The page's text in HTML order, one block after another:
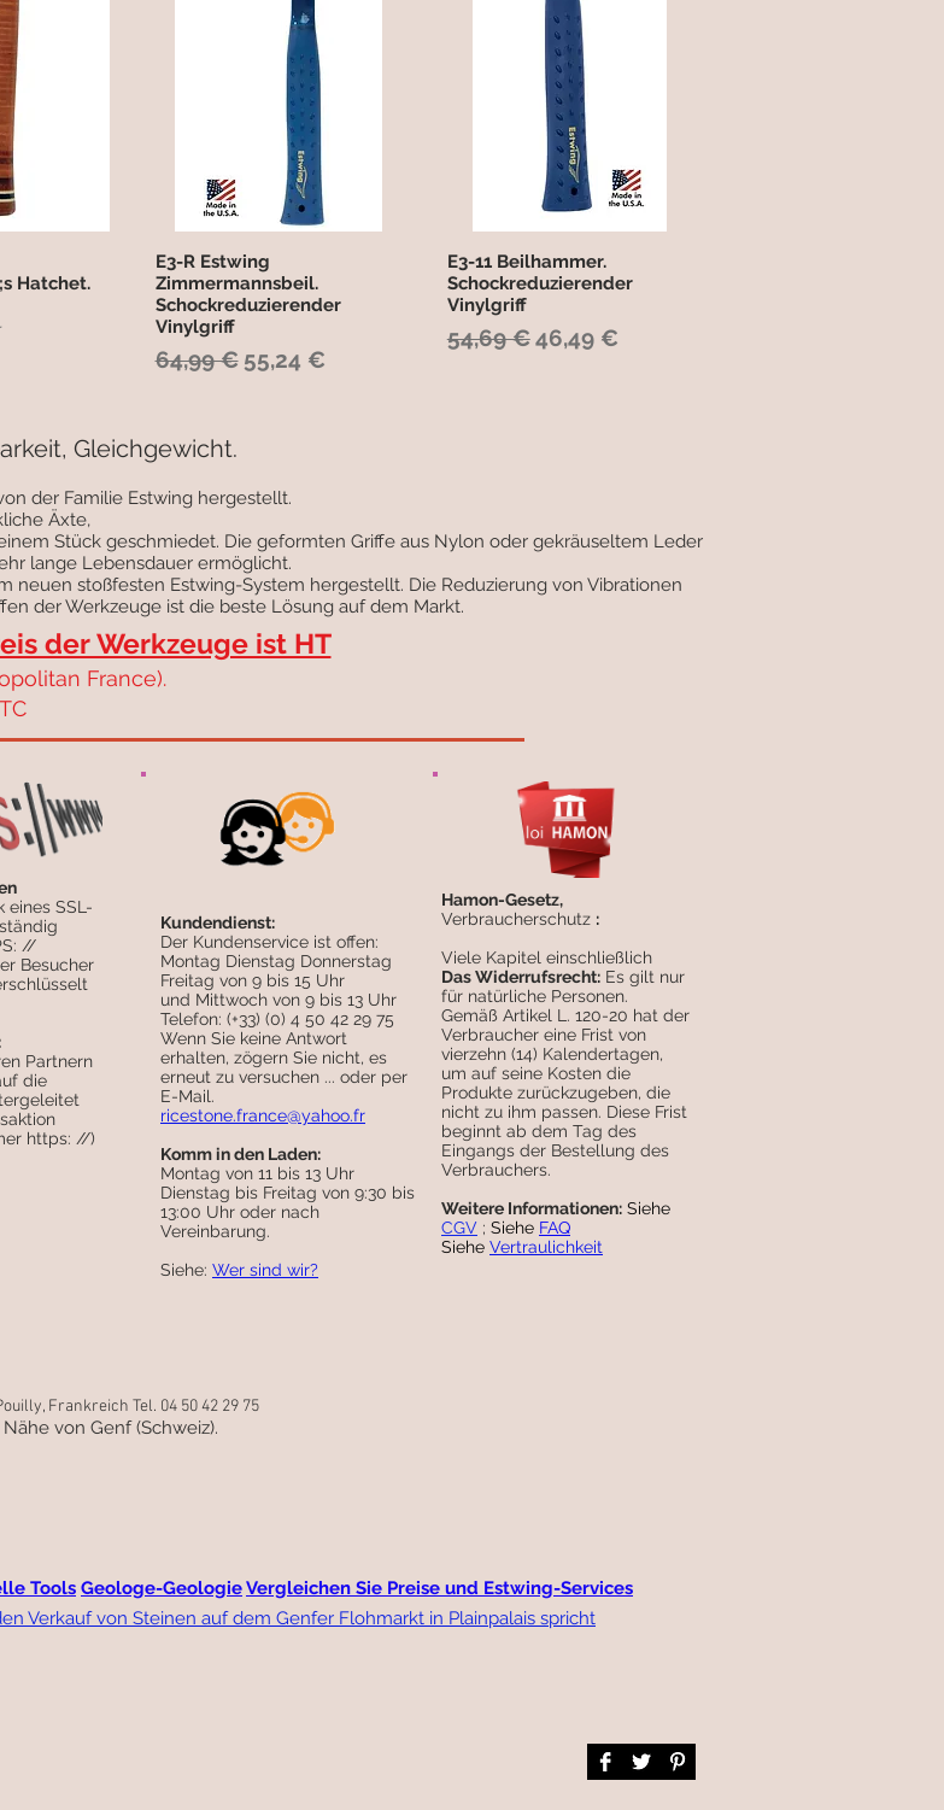
Hatchet.
Schnellansicht
E3-R Estwing
Zimmermannsbeil.
Schockreduzierender
Vinylgriff
Standardpreis
64,99 € Sale-Preis
55,24 €
Schnellansicht
E3-11 Beilhammer.
Schockreduzierender
Vinylgriff
Standardpreis
54,69 €Sale-Preis
46,49 €
Gleichgewicht.
der Familie Estwing hergestellt.
Äxte,
Stück geschmiedet. Die geformten Griffe aus Nylon oder gekräuseltem Leder
lange Lebensdauer ermöglicht.
stoßfesten Estwing-System hergestellt. Die Reduzierung von Vibrationen
der Werkzeuge ist die beste Lösung auf dem Markt.
der Werkzeuge ist HT
France).
eines SSL-
//
Besucher
Partnern
die
https: //)
Kundendienst:
Der Kundenservice ist offen:
Montag Dienstag Donnerstag
Freitag von 9 bis 15 Uhr
und Mittwoch von 9 bis 13 Uhr
Telefon: (+33) (0) 4 50 42 29 75
Wenn Sie keine Antwort
erhalten, zögern Sie nicht, es
erneut zu versuchen ... oder per
E-Mail.
ricestone.france@yahoo.fr
Komm in den Laden:
Montag von 11 bis 13 Uhr
Dienstag bis Freitag von 9:30 bis
13:00 Uhr oder nach
Vereinbarung.
Siehe: Wer sind wir?
Hamon-Gesetz,
Verbraucherschutz :
Viele Kapitel einschließlich
Das Widerrufsrecht: Es gilt nur
für natürliche Personen.
Gemäß Artikel L. 120-20 hat der
Verbraucher eine Frist von
vierzehn (14) Kalendertagen,
um auf seine Kosten die
Produkte zurückzugeben, die
nicht zu ihm passen. Diese Frist
beginnt ab dem Tag des
Eingangs der Bestellung des
Verbrauchers.
Weitere Informationen: Siehe
CGV ; Siehe FAQ
Siehe Vertraulichkeit
Frankreich Tel. 04 50 42 29 75
von Genf (Schweiz).
Tools Geologe-GeologieVergleichen Sie Preise und Estwing-Services
Verkauf von Steinen auf dem Genfer Flohmarkt in Plainpalais spricht